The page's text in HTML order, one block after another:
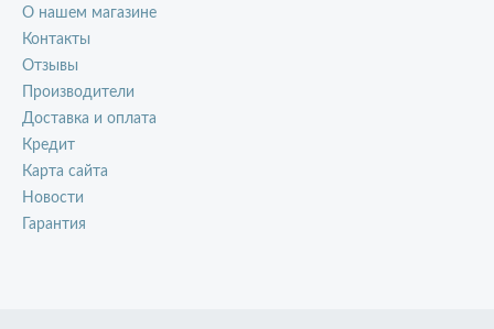
О нашем магазине
Контакты
Отзывы
Производители
Доставка и оплата
Кредит
Карта сайта
Новости
Гарантия